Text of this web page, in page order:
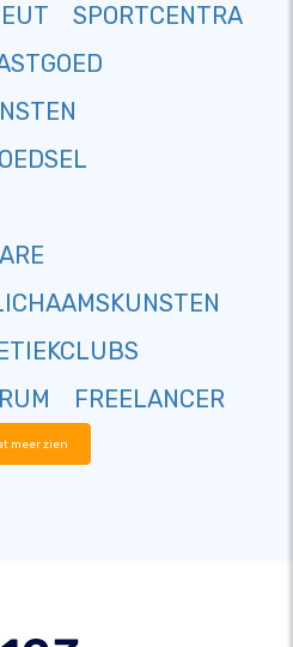
SPORTCENTRA
FREELANCER
meer zien